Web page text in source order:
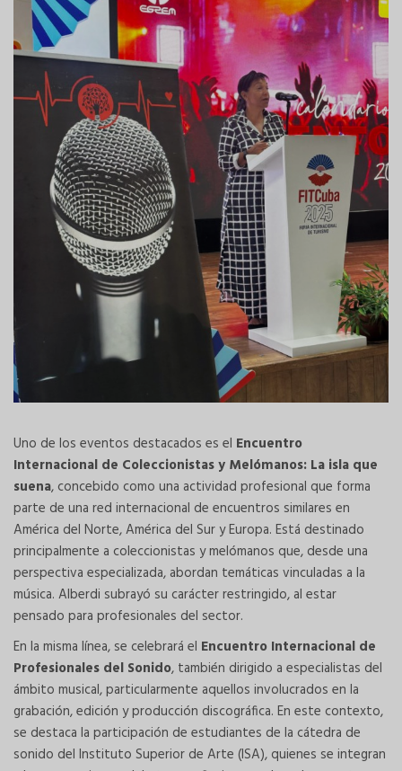
Uno de los eventos destacados es el Encuentro
Internacional de Coleccionistas y Melómanos: La isla que
suena, concebido como una actividad profesional que forma
parte de una red internacional de encuentros similares en
América del Norte, América del Sur y Europa. Está destinado
principalmente a coleccionistas y melómanos que, desde una
perspectiva especializada, abordan temáticas vinculadas a la
música. Alberdi subrayó su carácter restringido, al estar
pensado para profesionales del sector.
En la misma línea, se celebrará el Encuentro Internacional de
Profesionales del Sonido, también dirigido a especialistas del
ámbito musical, particularmente aquellos involucrados en la
grabación, edición y producción discográfica. En este contexto,
se destaca la participación de estudiantes de la cátedra de
sonido del Instituto Superior de Arte (ISA), quienes se integran